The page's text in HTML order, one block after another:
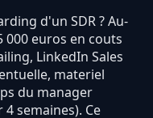
d'un SDR ? Au-
000 euros en couts
LinkedIn Sales
materiel
du manager
semaines). Ce